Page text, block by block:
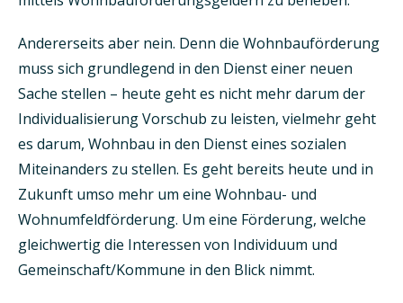
Andererseits aber nein. Denn die Wohnbauförderung
muss sich grundlegend in den Dienst einer neuen
Sache stellen – heute geht es nicht mehr darum der
Individualisierung Vorschub zu leisten, vielmehr geht
es darum, Wohnbau in den Dienst eines sozialen
Miteinanders zu stellen. Es geht bereits heute und in
Zukunft umso mehr um eine Wohnbau- und
Wohnumfeldförderung. Um eine Förderung, welche
gleichwertig die Interessen von Individuum und
Gemeinschaft/Kommune in den Blick nimmt.